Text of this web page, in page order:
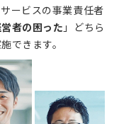
ービスの事業責任者
者の困った 」どちら
できます。